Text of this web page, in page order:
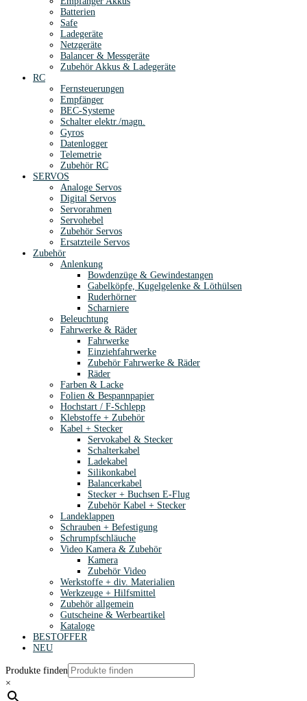
Batterien
Safe
Ladegeräte
Netzgeräte
Balancer & Messgeräte
Zubehör Akkus & Ladegeräte
RC
Fernsteuerungen
Empfänger
BEC-Systeme
Schalter elektr./magn.
Gyros
Datenlogger
Telemetrie
Zubehör RC
SERVOS
Analoge Servos
Digital Servos
Servorahmen
Servohebel
Zubehör Servos
Ersatzteile Servos
Zubehör
Anlenkung
Bowdenzüge & Gewindestangen
Gabelköpfe, Kugelgelenke & Löthülsen
Ruderhörner
Scharniere
Beleuchtung
Fahrwerke & Räder
Fahrwerke
Einziehfahrwerke
Zubehör Fahrwerke & Räder
Räder
Farben & Lacke
Folien & Bespannpapier
Hochstart / F-Schlepp
Klebstoffe + Zubehör
Kabel + Stecker
Servokabel & Stecker
Schalterkabel
Ladekabel
Silikonkabel
Balancerkabel
Stecker + Buchsen E-Flug
Zubehör Kabel + Stecker
Landeklappen
Schrauben + Befestigung
Schrumpfschläuche
Video Kamera & Zubehör
Kamera
Zubehör Video
Werkstoffe + div. Materialien
Werkzeuge + Hilfsmittel
Zubehör allgemein
Gutscheine & Werbeartikel
Kataloge
BESTOFFER
NEU
Produkte finden
×